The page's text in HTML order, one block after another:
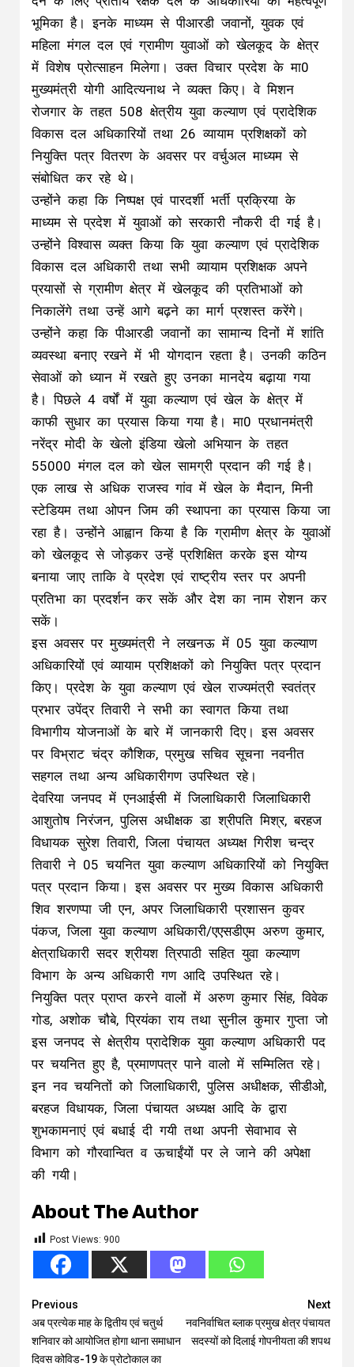
भूमिका है। इनके माध्यम से पीआरडी जवानों, युवक एवं
महिला मंगल दल एवं ग्रामीण युवाओं को खेलकूद के क्षेत्र
में विशेष प्रोत्साहन मिलेगा। उक्त विचार प्रदेश के मा0
मुख्यमंत्री योगी आदित्यनाथ ने व्यक्त किए। वे मिशन
रोजगार के तहत 508 क्षेत्रीय युवा कल्याण एवं प्रादेशिक
विकास दल अधिकारियों तथा 26 व्यायाम प्रशिक्षकों को
नियुक्ति पत्र वितरण के अवसर पर वर्चुअल माध्यम से
संबोधित कर रहे थे।
उन्होंने कहा कि निष्पक्ष एवं पारदर्शी भर्ती प्रक्रिया के
माध्यम से प्रदेश में युवाओं को सरकारी नौकरी दी गई है।
उन्होंने विश्वास व्यक्त किया कि युवा कल्याण एवं प्रादेशिक
विकास दल अधिकारी तथा सभी व्यायाम प्रशिक्षक अपने
प्रयासों से ग्रामीण क्षेत्र में खेलकूद की प्रतिभाओं को
निकालेंगे तथा उन्हें आगे बढ़ने का मार्ग प्रशस्त करेंगे।
उन्होंने कहा कि पीआरडी जवानों का सामान्य दिनों में शांति
व्यवस्था बनाए रखने में भी योगदान रहता है। उनकी कठिन
सेवाओं को ध्यान में रखते हुए उनका मानदेय बढ़ाया गया
है। पिछले 4 वर्षों में युवा कल्याण एवं खेल के क्षेत्र में
काफी सुधार का प्रयास किया गया है। मा0 प्रधानमंत्री
नरेंद्र मोदी के खेलो इंडिया खेलो अभियान के तहत
55000 मंगल दल को खेल सामग्री प्रदान की गई है।
एक लाख से अधिक राजस्व गांव में खेल के मैदान, मिनी
स्टेडियम तथा ओपन जिम की स्थापना का प्रयास किया जा
रहा है। उन्होंने आह्वान किया है कि ग्रामीण क्षेत्र के युवाओं
को खेलकूद से जोड़कर उन्हें प्रशिक्षित करके इस योग्य
बनाया जाए ताकि वे प्रदेश एवं राष्ट्रीय स्तर पर अपनी
प्रतिभा का प्रदर्शन कर सकें और देश का नाम रोशन कर
सकें।
इस अवसर पर मुख्यमंत्री ने लखनऊ में 05 युवा कल्याण
अधिकारियों एवं व्यायाम प्रशिक्षकों को नियुक्ति पत्र प्रदान
किए। प्रदेश के युवा कल्याण एवं खेल राज्यमंत्री स्वतंत्र
प्रभार उपेंद्र तिवारी ने सभी का स्वागत किया तथा
विभागीय योजनाओं के बारे में जानकारी दिए। इस अवसर
पर विभ्राट चंद्र कौशिक, प्रमुख सचिव सूचना नवनीत
सहगल तथा अन्य अधिकारीगण उपस्थित रहे।
देवरिया जनपद में एनआईसी में जिलाधिकारी जिलाधिकारी
आशुतोष निरंजन, पुलिस अधीक्षक डा श्रीपति मिश्र, बरहज
विधायक सुरेश तिवारी, जिला पंचायत अध्यक्ष गिरीश चन्द्र
तिवारी ने 05 चयनित युवा कल्याण अधिकारियों को नियुक्ति
पत्र प्रदान किया। इस अवसर पर मुख्य विकास अधिकारी
शिव शरणप्पा जी एन, अपर जिलाधिकारी प्रशासन कुवर
पंकज, जिला युवा कल्याण अधिकारी/एएसडीएम अरुण कुमार,
क्षेत्राधिकारी सदर श्रीयश त्रिपाठी सहित युवा कल्याण
विभाग के अन्य अधिकारी गण आदि उपस्थित रहे।
नियुक्ति पत्र प्राप्त करने वालों में अरुण कुमार सिंह, विवेक
गोड, अशोक चौबे, प्रियंका राय तथा सुनील कुमार गुप्ता जो
इस जनपद से क्षेत्रीय प्रादेशिक युवा कल्याण अधिकारी पद
पर चयनित हुए है, प्रमाणपत्र पाने वालो में सम्मिलित रहे।
इन नव चयनितों को जिलाधिकारी, पुलिस अधीक्षक, सीडीओ,
बरहज विधायक, जिला पंचायत अध्यक्ष आदि के द्वारा
शुभकामनाएं एवं बधाई दी गयी तथा अपनी सेवाभाव से
विभाग को गौरवान्वित व ऊचाईंयों पर ले जाने की अपेक्षा
की गयी।
About The Author
Post Views: 900
Continue
Reading
Previous
अब प्रत्येक माह के द्वितीय एवं चतुर्थ
शनिवार को आयोजित होगा थाना समाधान
दिवस कोविड-19 के प्रोटोकाल का
Next
नवनिर्वाचित ब्लाक प्रमुख क्षेत्र पंचायत
सदस्यों को दिलाई गोपनीयता की शपथ